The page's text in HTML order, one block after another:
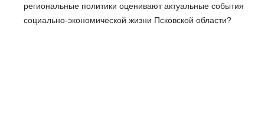
региональные политики оценивают актуальные события
социально-экономической жизни Псковской области?